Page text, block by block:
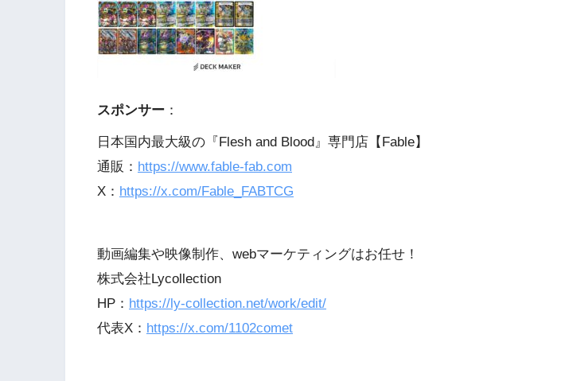
スポンサー ：
日本国内最大級の『Flesh and Blood』専門店【Fable】
通販： https://www.fable-fab.com
X： https://x.com/Fable_FABTCG
動画編集や映像制作、webマーケティングはお任せ！
株式会社Lycollection
HP： https://ly-collection.net/work/edit/
代表X： https://x.com/1102comet